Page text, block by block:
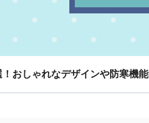
おしゃれなデザインや防寒機